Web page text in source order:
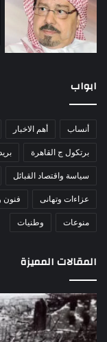
ابواب
أنساب أهم الاخبار
برتكول ج القاهرة
سياسة واقتصاد القبائل
عزاءات وتهانى فنون
منوعات وطنيات
المقالات المميزة
اللواء
دكتور
راضي